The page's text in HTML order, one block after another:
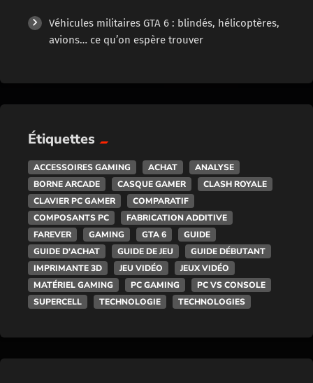
Véhicules militaires GTA 6 : blindés, hélicoptères,
avions… ce qu’on espère trouver
Étiquettes
ACCESSOIRES GAMING ACHAT
ANALYSE
BORNE ARCADE
CASQUE GAMER
CLASH ROYALE
CLAVIER PC GAMER
COMPARATIF
COMPOSANTS PC
FABRICATION ADDITIVE
FAREVER
GAMING GTA 6
GUIDE
GUIDE D'ACHAT
GUIDE DE JEU
GUIDE DÉBUTANT
IMPRIMANTE 3D
JEU VIDÉO
JEUX VIDÉO
MATÉRIEL GAMING
PC GAMING
PC VS CONSOLE
SUPERCELL
TECHNOLOGIE TECHNOLOGIES